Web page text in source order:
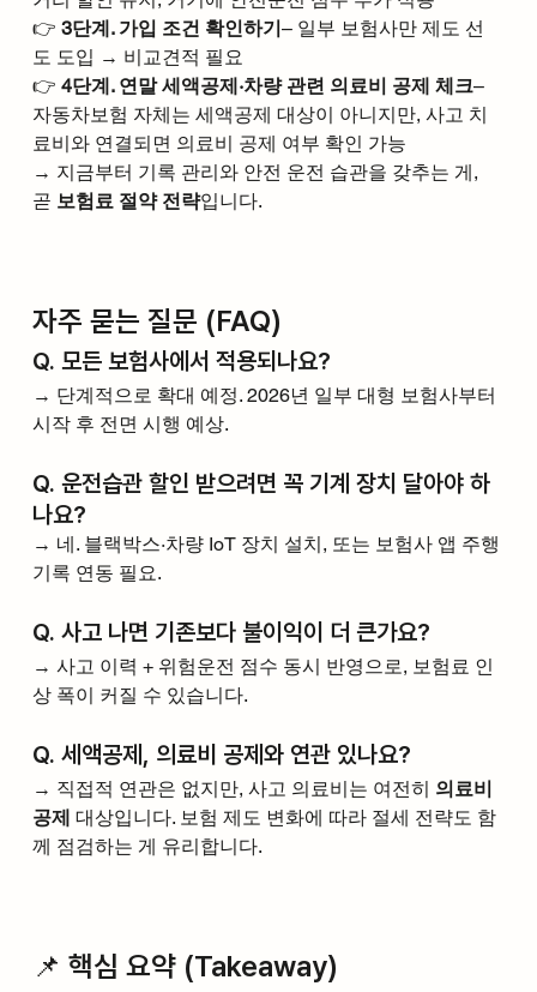
👉 3단계. 가입 조건 확인하기 – 일부 보험사만 제도 선
도 도입 → 비교견적 필요
👉 4단계. 연말 세액공제·차량 관련 의료비 공제 체크–
자동차보험 자체는 세액공제 대상이 아니지만, 사고 치
료비와 연결되면 의료비 공제 여부 확인 가능
→ 지금부터 기록 관리와 안전 운전 습관을 갖추는 게,
곧 보험료 절약 전략입니다.
자주 묻는 질문 (FAQ)
Q. 모든 보험사에서 적용되나요?
→ 단계적으로 확대 예정. 2026년 일부 대형 보험사부터
시작 후 전면 시행 예상.
Q. 운전습관 할인 받으려면 꼭 기계 장치 달아야 하
나요?
→ 네. 블랙박스·차량 IoT 장치 설치, 또는 보험사 앱 주행
기록 연동 필요.
Q. 사고 나면 기존보다 불이익이 더 큰가요?
→ 사고 이력 + 위험운전 점수 동시 반영으로, 보험료 인
상 폭이 커질 수 있습니다.
Q. 세액공제, 의료비 공제와 연관 있나요?
→ 직접적 연관은 없지만, 사고 의료비는 여전히 의료비
공제 대상입니다. 보험 제도 변화에 따라 절세 전략도 함
께 점검하는 게 유리합니다.
📌 핵심 요약 (Takeaway)